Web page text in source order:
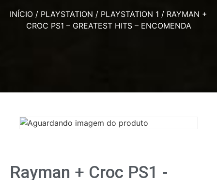
INÍCIO / PLAYSTATION / PLAYSTATION 1 / RAYMAN +
CROC PS1 – GREATEST HITS – ENCOMENDA
Rayman + Croc PS1 -